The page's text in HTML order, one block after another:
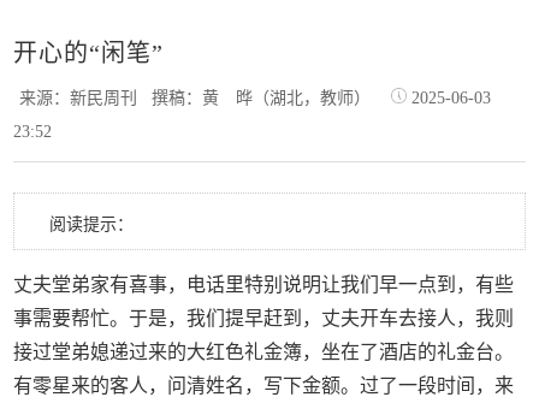
开心的“闲笔”
来源：新民周刊撰稿：黄 晔（湖北，教师）
2025-06-03
23:52
阅读提示：
丈夫堂弟家有喜事，电话里特别说明让我们早一点到，有些
事需要帮忙。于是，我们提早赶到，丈夫开车去接人，我则
接过堂弟媳递过来的大红色礼金簿，坐在了酒店的礼金台。
有零星来的客人，问清姓名，写下金额。过了一段时间，来